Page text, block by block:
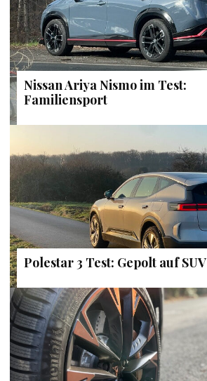
Nissan Ariya Nismo im Test:
Familiensport
Polestar 3 Test: Gepolt auf SUV